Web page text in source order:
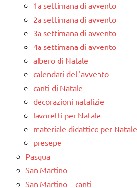
1a settimana di avvento
2a settimana di avvento
3a settimana di avvento
4a settimana di avvento
albero di Natale
calendari dell'avvento
canti di Natale
decorazioni natalizie
lavoretti per Natale
materiale didattico per Natale
presepe
Pasqua
San Martino
San Martino – canti